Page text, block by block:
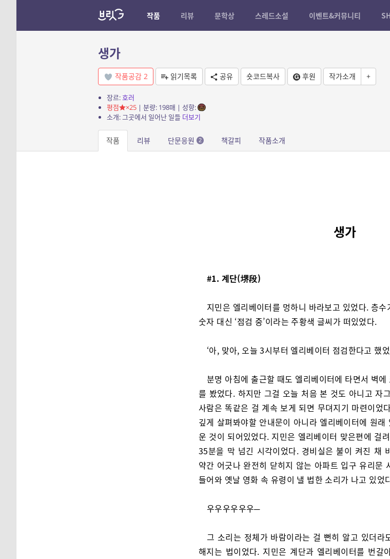
작품 리뷰 문학상 스레드소설 이벤트&커뮤니티
생가
작품공감 2 읽기목록 공유 숏코드복사 후원 작가소개 +
장르:호러
평점
×25| 분량: 198매 | 성향:
소개: 그곳에서 일어난 일들 더보기
작품 리뷰 단문응원 2 책갈피 작품소개
생가
#1. 계단(堺段)
지민은 엘리베이터를 멍하니 바라보고 있었다. 층
숫자 대신 ‘점검 중’이라는 주황색 글씨가 떠있었다.
‘아, 맞아, 오늘 3시부터 엘리베이터 점검한다고 했
분명 아침에 출근할 때도 엘리베이터에 타면서 벽
를 봤었다. 하지만 그걸 오늘 처음 본 것도 아니고 자
사람은 똑같은 걸 계속 보게 되면 무뎌지기 마련이었
깊게 살펴봐야할 안내문이 아니라 엘리베이터에 원
운 것이 되어있었다. 지민은 엘리베이터 맞은편에 걸
35분을 막 넘긴 시각이었다. 경비실은 불이 켜진 채
약간 어긋나 완전히 닫히지 않는 아파트 입구 유리문
들어와 옛날 영화 속 유령이 낼 법한 소리가 나고 있었
우우우우우우─
그 소리는 정체가 바람이라는 걸 뻔히 알고 있더라
해지는 법이었다. 지민은 계단과 엘리베이터를 번갈